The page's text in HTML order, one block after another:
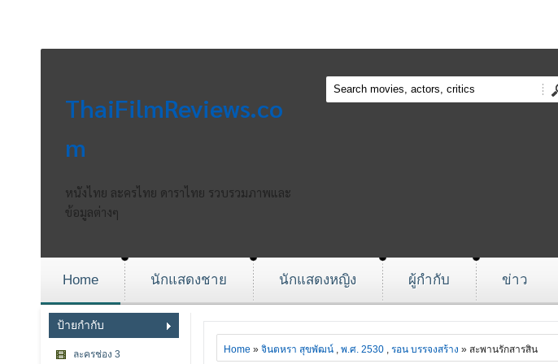
ThaiFilmReviews.co
m
หนังไทย ละครไทย ดาราไทย รวบรวมภาพและ
ข้อมูลต่างๆ
Home นักแสดงชาย นักแสดงหญิง ผู้กำกับ ข่าว
ป้ายกำกับ
ละครช่อง 3 Home » จินตหรา สุขพัฒน์, พ.ศ. 2530, รอน บรรจงสร้าง » สะพานรักสารสิน